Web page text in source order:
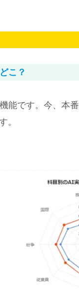
こ？
能です。今、本
。